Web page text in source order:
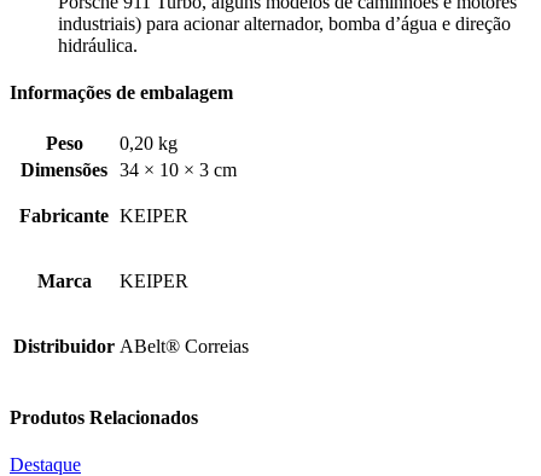
industriais) para acionar alternador, bomba d’água e direção
hidráulica.
Informações de embalagem
Peso
0,20 kg
Dimensões 34 × 10 × 3 cm
Fabricante KEIPER
Marca KEIPER
Distribuidor ABelt® Correias
Produtos Relacionados
Destaque